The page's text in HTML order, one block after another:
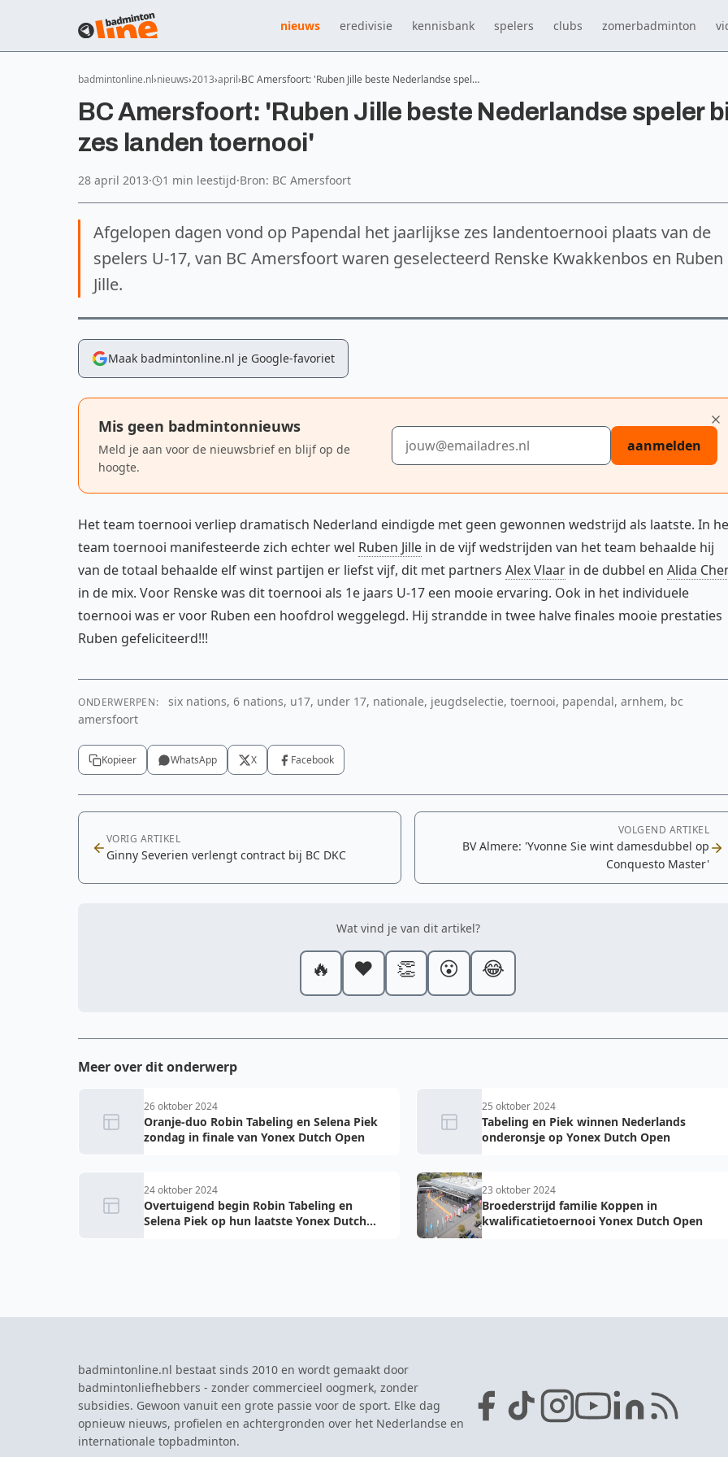
nieuws eredivisie kennisbank spelers clubs zomerbadminton
badmintonline.nl nieuws 2013 april BC Amersfoort: 'Ruben Jille beste Nederlandse spel…
BC Amersfoort: 'Ruben Jille beste Nederlandse speler
zes landen toernooi'
28 april 2013· 1 min leestijd·Bron: BC Amersfoort
Afgelopen dagen vond op Papendal het jaarlijkse zes landentoernooi plaats van de
spelers U-17, van BC Amersfoort waren geselecteerd Renske Kwakkenbos en Ruben
Jille.
Maak badmintonline.nl je Google-favoriet
Mis geen badmintonnieuws
Meld je aan voor de nieuwsbrief en blijf op de
hoogte.
E-mailadres
aanmelden
Het team toernooi verliep dramatisch Nederland eindigde met geen gewonnen wedstrijd als laatste. In
team toernooi manifesteerde zich echter wel Ruben Jille in de vijf wedstrijden van het team behaalde hij
van de totaal behaalde elf winst partijen er liefst vijf, dit met partners Alex Vlaar in de dubbel en Alida
in de mix. Voor Renske was dit toernooi als 1e jaars U-17 een mooie ervaring. Ook in het individuele
toernooi was er voor Ruben een hoofdrol weggelegd. Hij strandde in twee halve finales mooie prestaties
Ruben gefeliciteerd!!!
ONDERWERPEN:
six nations, 6 nations, u17, under 17, nationale, jeugdselectie, toernooi, papendal, arnhem, bc
amersfoort
Kopieer WhatsApp X Facebook
VORIG ARTIKEL
Ginny Severien verlengt contract bij BC DKC
VOLGEND ARTIKEL
BV Almere: 'Yvonne Sie wint damesdubbel op
Conquesto Master'
Wat vind je van dit artikel?
🔥 ❤️ 👏 😮 😂
Meer over dit onderwerp
26 oktober 2024
Oranje-duo Robin Tabeling en Selena Piek
zondag in finale van Yonex Dutch Open
25 oktober 2024
Tabeling en Piek winnen Nederlands
onderonsje op Yonex Dutch Open
24 oktober 2024
Overtuigend begin Robin Tabeling en
Selena Piek op hun laatste Yonex Dutch
23 oktober 2024
Broederstrijd familie Koppen in
kwalificatietoernooi Yonex Dutch Open
badmintonline.nl bestaat sinds 2010 en wordt gemaakt door
badmintonliefhebbers - zonder commercieel oogmerk, zonder
subsidies. Gewoon vanuit een grote passie voor de sport. Elke dag
opnieuw nieuws, profielen en achtergronden over het Nederlandse en
internationale topbadminton.